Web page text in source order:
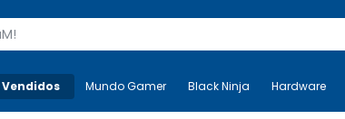
Mais-v- Mundo Gamer Black Ninja
Mundo Gamer Black Ninja Hardware